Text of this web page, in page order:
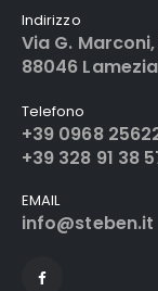
Indirizzo
Via G.
88046
Telefono
+39 0968
+39 328 91 38
EMAIL
info@steben.it